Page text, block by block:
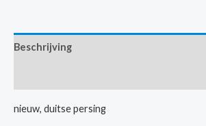
&
The
Georgie
Beschrijving
nieuw, duitse persing